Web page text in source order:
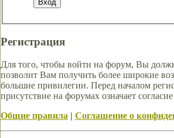
Регистрация
Для того, чтобы войти на форум, Вы
позволит Вам получить более широкие
большие привилегии. Перед началом
присутствие на форумах означает
Общие правила | Соглашение о